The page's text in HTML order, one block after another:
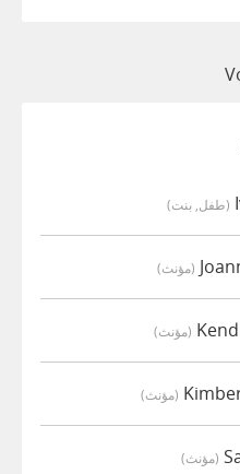
(طفل, بنت)
(مؤنث)
(مؤنث)
(مؤنث)
(مؤنث)